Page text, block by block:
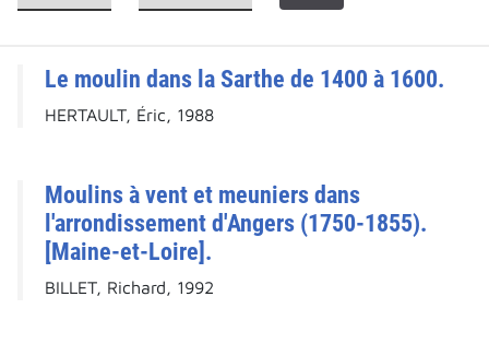
Le moulin dans la Sarthe de 1400 à 1600.
HERTAULT, Éric, 1988
Moulins à vent et meuniers dans
l'arrondissement d'Angers (1750-1855).
[Maine-et-Loire].
BILLET, Richard, 1992